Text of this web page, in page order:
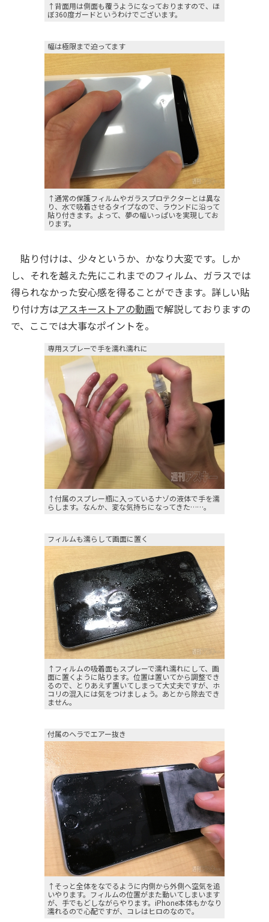
↑背面用は側面も覆うようになっておりますので、ほ
ぼ360度ガードというわけでございます。
幅は極限まで迫ってます
↑通常の保護フィルムやガラスプロテクターとは異な
り、水で吸着させるタイプなので、ラウンドに沿って
貼り付きます。よって、夢の幅いっぱいを実現してお
ります。
貼り付けは、少々というか、かなり大変です。しか
し、それを越えた先にこれまでのフィルム、ガラスでは
得られなかった安心感を得ることができます。詳しい貼
り付け方はアスキーストアの動画で解説しておりますの
で、ここでは大事なポイントを。
専用スプレーで手を濡れ濡れに
↑付属のスプレー瓶に入っているナゾの液体で手を濡
らします。なんか、変な気持ちになってきた……。
フィルムも濡らして画面に置く
↑フィルムの吸着面もスプレーで濡れ濡れにして、画
面に置くように貼ります。位置は置いてから調整でき
るので、とりあえず置いてしまって大丈夫ですが、ホ
コリの混入には気をつけましょう。あとから除去でき
ません。
付属のヘラでエアー抜き
↑そっと全体をなでるように内側から外側へ空気を追
いやります。フィルムの位置がまた動いてしまいます
が、手でもどしながらやります。iPhone本体もかなり
濡れるので心配ですが、コレはヒロのなので。